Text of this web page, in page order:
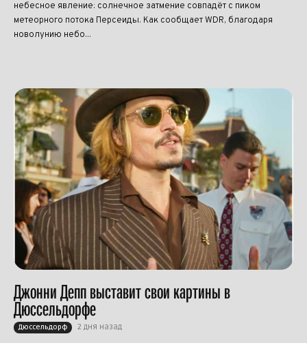
небесное явление: солнечное затмение совпадёт с пиком
метеорного потока Персеиды. Как сообщает WDR, благодаря
новолунию небо...
Джонни Депп выставит свои картины в
Дюссельдорфе
Дюссельдорф 2 дня назад